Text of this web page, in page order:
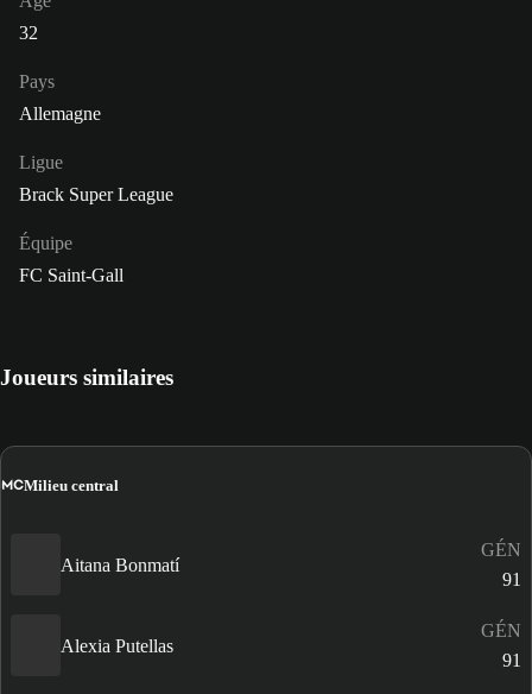
32
Pays
Allemagne
Ligue
Brack Super League
Équipe
FC Saint-Gall
Joueurs similaires
MCMilieu central
Aitana Bonmatí
GÉN
91
Alexia Putellas
GÉN
91